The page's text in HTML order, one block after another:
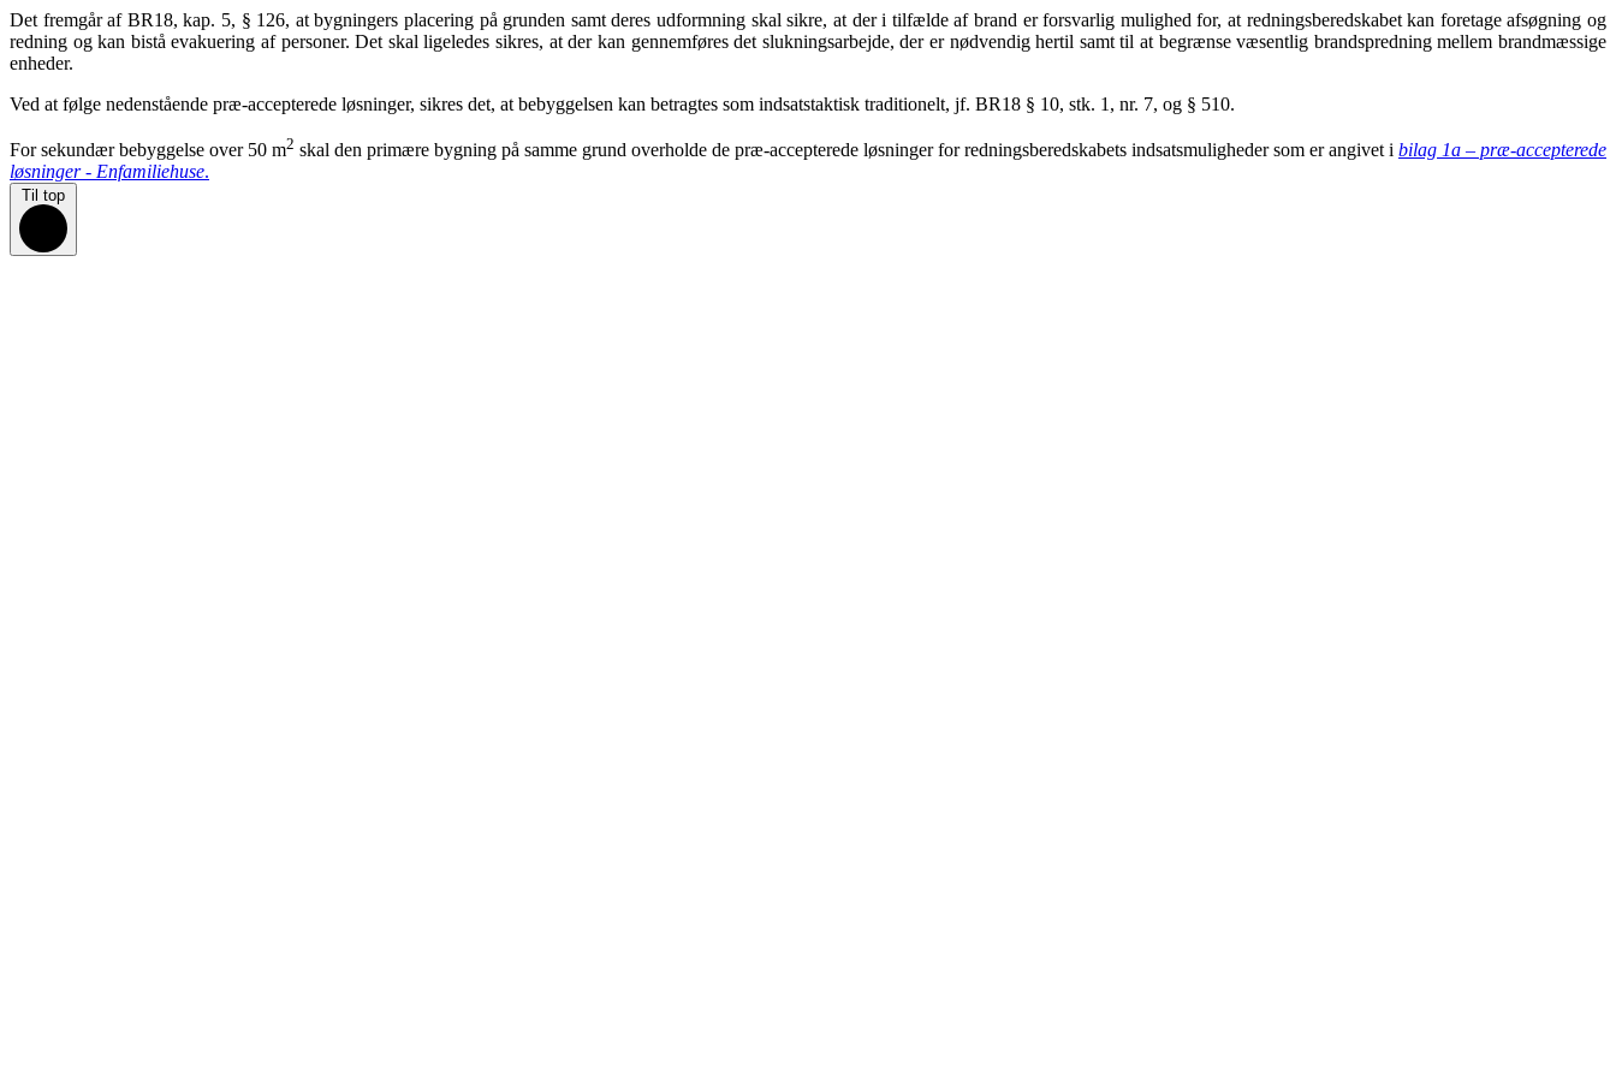
Det fremgår af BR18, kap. 5, § 126, at bygningers placering på grunden samt deres udformning skal sikre, at der i tilfælde af brand er forsvarlig mulighed for, at redningsberedskabet kan foretage afsøgning og
redning og kan bistå evakuering af personer. Det skal ligeledes sikres, at der kan gennemføres det slukningsarbejde, der er nødvendig hertil samt til at begrænse væsentlig brandspredning mellem brandmæssige
enheder.
Ved at følge nedenstående præ-accepterede løsninger, sikres det, at bebyggelsen kan betragtes som indsatstaktisk traditionelt, jf. BR18 § 10, stk. 1, nr. 7, og § 510.
For sekundær bebyggelse over 50 m2 skal den primære bygning på samme grund overholde de præ-accepterede løsninger for redningsberedskabets indsatsmuligheder som er angivet i bilag 1a – præ-accepterede
løsninger - Enfamiliehuse.
Til top